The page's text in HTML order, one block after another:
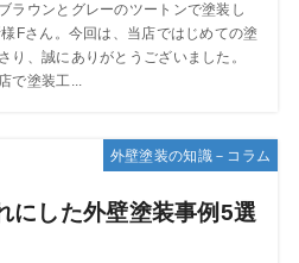
ラウンとグレーのツートンで塗装し
Fさん。今回は、当店ではじめての塗
り、誠にありがとうございました。
で塗装工...
外壁塗装の知識－コラム
にした外壁塗装事例5選